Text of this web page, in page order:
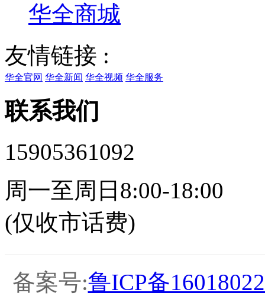
华全商城
友情链接 :
华全官网 华全新闻 华全视频 华全服务
联系我们
15905361092
周一至周日8:00-18:00
(仅收市话费)
备案号:鲁ICP备